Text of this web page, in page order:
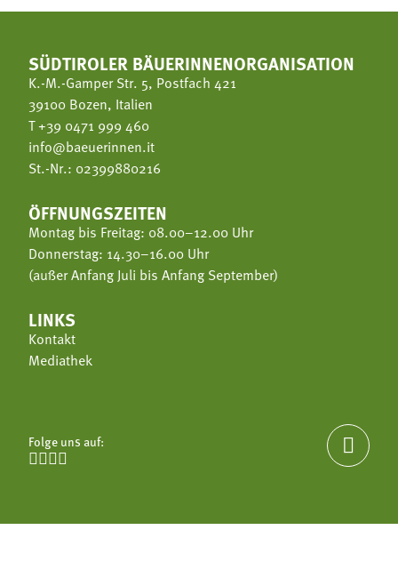
SÜDTIROLER BÄUERINNENORGANISATION
K.-M.-Gamper Str. 5, Postfach 421
39100 Bozen, Italien
T+39 0471 999 460
info@baeuerinnen.it
St.-Nr.: 02399880216
ÖFFNUNGSZEITEN
Montag bis Freitag: 08.00–12.00 Uhr
Donnerstag: 14.30–16.00 Uhr
(außer Anfang Juli bis Anfang September)
LINKS
Kontakt
Mediathek
Folge uns auf:

